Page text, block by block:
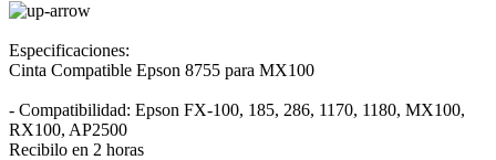
Especificaciones:
Cinta Compatible Epson 8755 para MX100
- Compatibilidad: Epson FX-100, 185, 286, 1170, 1180, MX100,
RX100, AP2500
Recibilo en 2 horas